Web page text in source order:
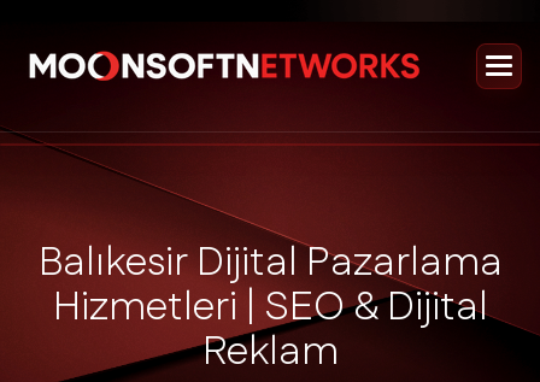
BalıkesirDijitalPazarlama
Hizmetleri | SEO&Dijital
Reklam